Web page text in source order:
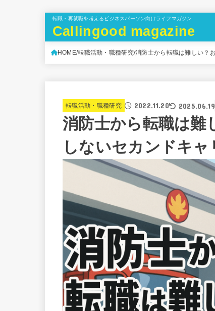
転職・再就職を考えるビジネスパーソン向けライフマガジン
Callingood magazine
HOME 転職活動・職種研究 消防士から転職は難しい？
転職活動・職種研究 2022.11.20 2025.06.19
消防士から転職は難
しないセカンドキャ